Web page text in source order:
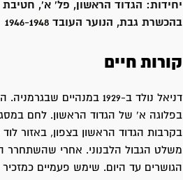
יחידות: הגדוד הראשון, פל' א', חטיבת
בהכשרת גבת, הנוער העובד 1946-1948
קורות חיים
בפלוגה א' של הגדוד הראשון. לחם
הגושרים עד היום. שימש פעמיים כמזכיר